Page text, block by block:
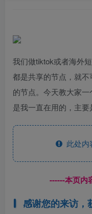
我们做tiktok或者海外
都是共享的节点，就
的节点。今天教大家
是我一直在用的，主要
此处内
------本页内
感谢您的来访，